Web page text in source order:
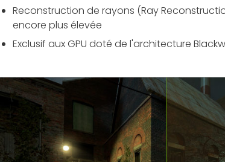
Reconstruction de rayons (Ray
encore plus élevée
Exclusif aux GPU doté de l'architecture